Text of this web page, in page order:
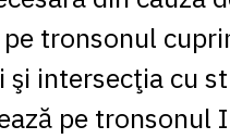
tronsonul
intersecţia cu
pe tronsonul